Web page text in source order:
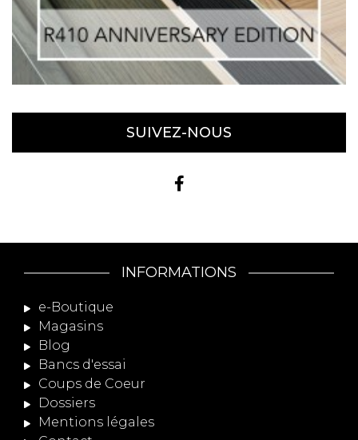
SUIVEZ-NOUS
INFORMATIONS
e-Boutique
Magasins
Blog
Bancs d'essai
Coups de Coeur
Dossiers
Mentions légales